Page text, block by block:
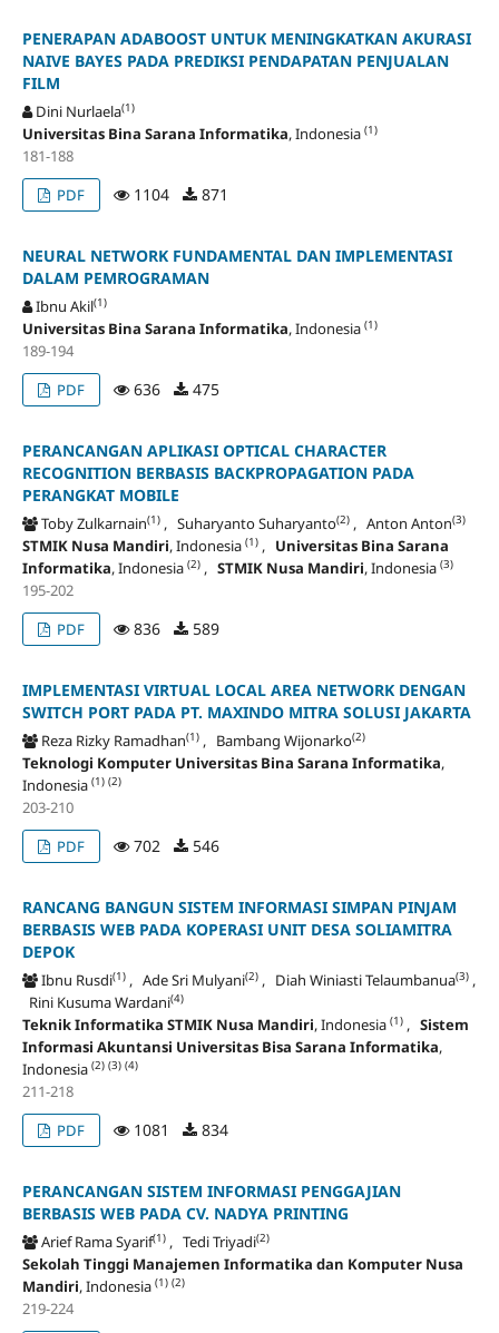
PENERAPAN ADABOOST UNTUK MENINGKATKAN AKURASI
NAIVE BAYES PADA PREDIKSI PENDAPATAN PENJUALAN
FILM
Dini Nurlaela(1)
Universitas Bina Sarana Informatika, Indonesia (1)
181-188
PDF
1104 871
NEURAL NETWORK FUNDAMENTAL DAN IMPLEMENTASI
DALAM PEMROGRAMAN
Ibnu Akil(1)
Universitas Bina Sarana Informatika, Indonesia (1)
189-194
PDF
636 475
PERANCANGAN APLIKASI OPTICAL CHARACTER
RECOGNITION BERBASIS BACKPROPAGATION PADA
PERANGKAT MOBILE
Toby Zulkarnain(1), Suharyanto Suharyanto(2), Anton Anton(3)
STMIK Nusa Mandiri, Indonesia (1), Universitas Bina Sarana
Informatika, Indonesia (2), STMIK Nusa Mandiri, Indonesia (3)
195-202
PDF
836 589
IMPLEMENTASI VIRTUAL LOCAL AREA NETWORK DENGAN
SWITCH PORT PADA PT. MAXINDO MITRA SOLUSI JAKARTA
Reza Rizky Ramadhan(1), Bambang Wijonarko(2)
Teknologi Komputer Universitas Bina Sarana Informatika,
Indonesia (1) (2)
203-210
PDF
702 546
RANCANG BANGUN SISTEM INFORMASI SIMPAN PINJAM
BERBASIS WEB PADA KOPERASI UNIT DESA SOLIAMITRA
DEPOK
Ibnu Rusdi(1), Ade Sri Mulyani(2), Diah Winiasti Telaumbanua(3),
Rini Kusuma Wardani(4)
Teknik Informatika STMIK Nusa Mandiri, Indonesia (1), Sistem
Informasi Akuntansi Universitas Bisa Sarana Informatika,
Indonesia (2) (3) (4)
211-218
PDF
1081 834
PERANCANGAN SISTEM INFORMASI PENGGAJIAN
BERBASIS WEB PADA CV. NADYA PRINTING
Arief Rama Syarif(1), Tedi Triyadi(2)
Sekolah Tinggi Manajemen Informatika dan Komputer Nusa
Mandiri, Indonesia (1) (2)
219-224